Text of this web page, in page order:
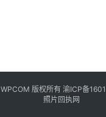
版权所有 渝ICP备
照片回执网